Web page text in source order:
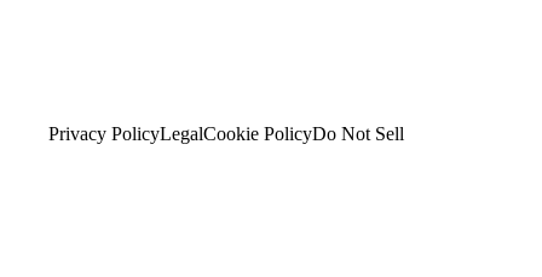
Privacy PolicyLegalCookie PolicyDo Not Sell